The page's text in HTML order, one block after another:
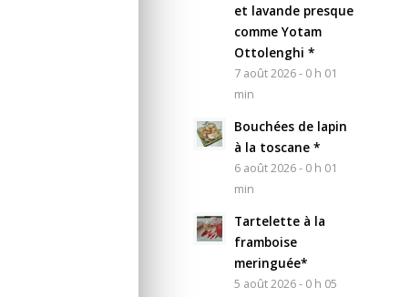
et lavande presque
comme Yotam
Ottolenghi *
7 août 2026 - 0 h 01
min
Bouchées de lapin
à la toscane *
6 août 2026 - 0 h 01
min
Tartelette à la
framboise
meringuée*
5 août 2026 - 0 h 05